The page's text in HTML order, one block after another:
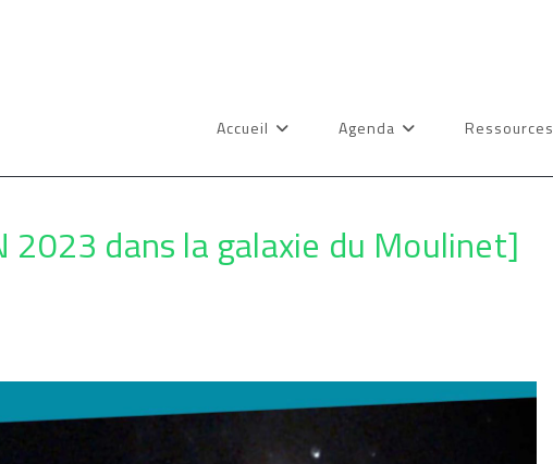
Accueil Agenda Ressources
2023 dans la galaxie du Moulinet]